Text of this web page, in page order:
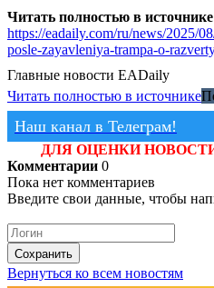
Читать полностью в
https://eadaily.com/ru/news/2025/
posle-zayavleniya-trampa-o-
Главные новости EADaily
Читать полностью в источнике
Наш канал в Телеграм!
ДЛЯ ОЦЕНКИ
Комментарии 0
Пока нет комментариев
Введите свои данные, чтобы
Сохранить
Вернуться ко всем новостям